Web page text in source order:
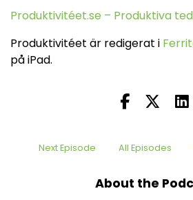
Produktivitéet.se – Produktiva
Produktivitéet är redigerat i
på iPad.
Next Episode All Episodes
About the